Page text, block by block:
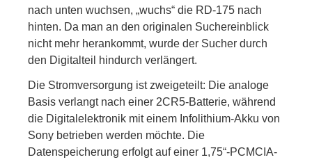
nach unten wuchsen, „wuchs“ die RD-175 nach
hinten. Da man an den originalen Suchereinblick
nicht mehr herankommt, wurde der Sucher durch
den Digitalteil hindurch verlängert.
Die Stromversorgung ist zweigeteilt: Die analoge
Basis verlangt nach einer 2CR5-Batterie, während
die Digitalelektronik mit einem Infolithium-Akku von
Sony betrieben werden möchte. Die
Datenspeicherung erfolgt auf einer 1,75“-PCMCIA-